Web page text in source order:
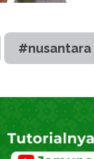
#nusantara